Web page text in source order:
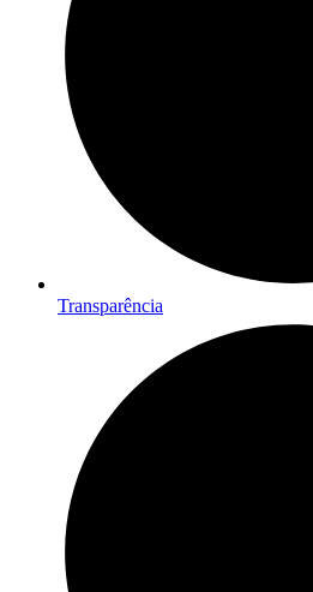
Transparência